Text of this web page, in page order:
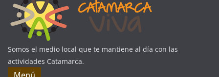
Somos el medio local que te mantiene al día con las
actividades Catamarca.